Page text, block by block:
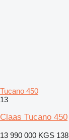
Tucano 450
13
Claas Tucano 450
13 990 000 KGS